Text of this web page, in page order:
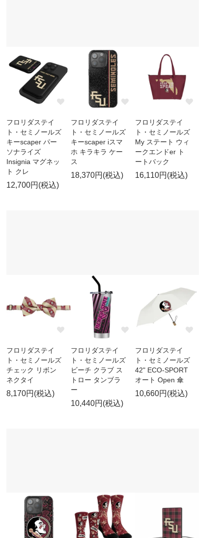
フロリダステイ
ト・セミノールズ
キーscaper パー
ソナライズ
Insignia マグネッ
ト クレ
12,700円(税込)
フロリダステイ
ト・セミノールズ
キーscaper iスマ
ホ キラキラ ケー
ス
18,370円(税込)
フロリダステイ
ト・セミノールズ
My ステート ウィ
ークエンドer ト
ートバック
16,110円(税込)
フロリダステイ
ト・セミノールズ
チェック リボン
ネクタイ
8,170円(税込)
フロリダステイ
ト・セミノールズ
ビーチ クラブ ス
トロー タンブラ
ー
10,440円(税込)
フロリダステイ
ト・セミノールズ
42" ECO-SPORT
オート Open 傘
10,660円(税込)